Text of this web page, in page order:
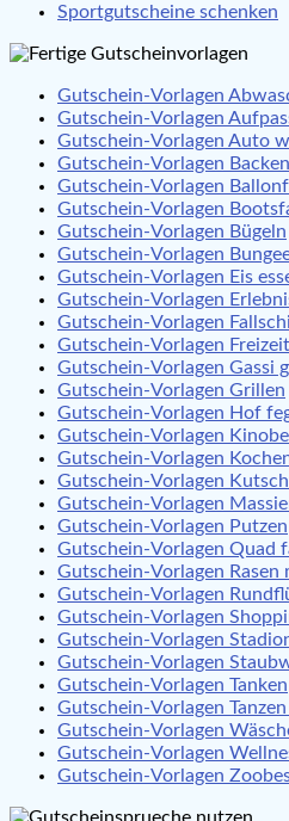
Sportgutscheine schenken
Gutschein-Vorlagen
Gutschein-Vorlagen
Gutschein-Vorlagen Auto
Gutschein-Vorlagen Backen
Gutschein-Vorlagen
Gutschein-Vorlagen
Gutschein-Vorlagen Bügeln
Gutschein-Vorlagen
Gutschein-Vorlagen Eis
Gutschein-Vorlagen
Gutschein-Vorlagen
Gutschein-Vorlagen
Gutschein-Vorlagen Gassi
Gutschein-Vorlagen Grillen
Gutschein-Vorlagen Hof
Gutschein-Vorlagen
Gutschein-Vorlagen
Gutschein-Vorlagen
Gutschein-Vorlagen
Gutschein-Vorlagen Putzen
Gutschein-Vorlagen Quad
Gutschein-Vorlagen Rasen
Gutschein-Vorlagen
Gutschein-Vorlagen
Gutschein-Vorlagen
Gutschein-Vorlagen
Gutschein-Vorlagen Tanken
Gutschein-Vorlagen Tanzen
Gutschein-Vorlagen
Gutschein-Vorlagen
Gutschein-Vorlagen